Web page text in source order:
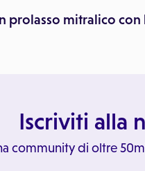
prolasso mitralico con
Iscriviti alla
community di oltre